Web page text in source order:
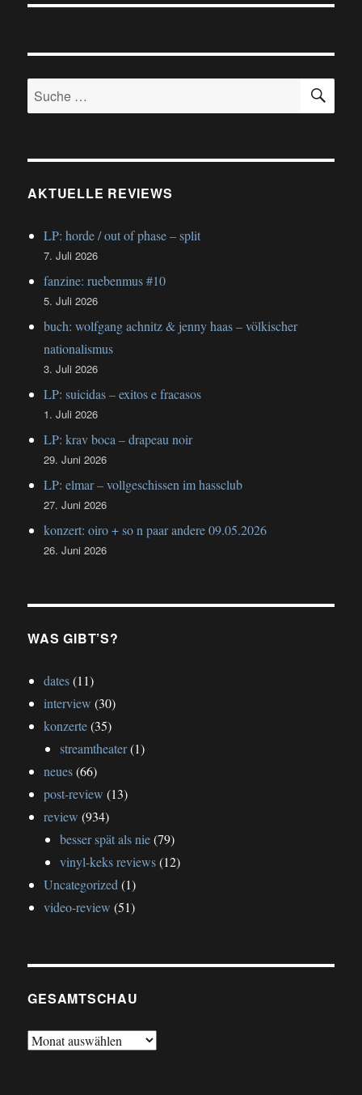
Suche
nach:
AKTUELLE REVIEWS
LP: horde / out of phase – split
7. Juli 2026
fanzine: ruebenmus #10
5. Juli 2026
buch: wolfgang achnitz & jenny haas – völkischer
nationalismus
3. Juli 2026
LP: suicidas – exitos e fracasos
1. Juli 2026
LP: krav boca – drapeau noir
29. Juni 2026
LP: elmar – vollgeschissen im hassclub
27. Juni 2026
konzert: oiro + so n paar andere 09.05.2026
26. Juni 2026
WAS GIBT’S?
dates(11)
interview (30)
konzerte(35)
streamtheater(1)
neues(66)
post-review (13)
review (934)
besser spät als nie(79)
vinyl-keks reviews(12)
Uncategorized (1)
video-review (51)
GESAMTSCHAU
gesamtschau